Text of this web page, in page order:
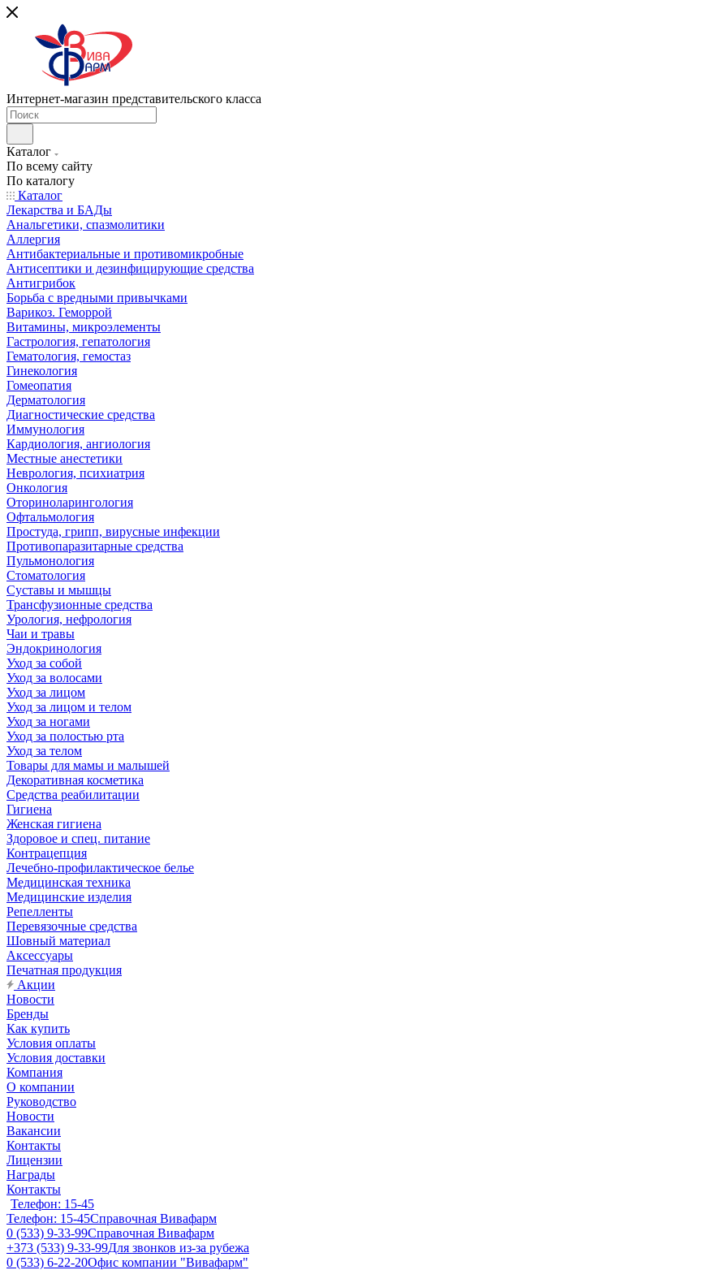
Интернет-магазин представительского класса
Каталог
По всему сайту
По каталогу
Каталог
Лекарства и БАДы
Анальгетики, спазмолитики
Аллергия
Антибактериальные и противомикробные
Антисептики и дезинфицирующие средства
Антигрибок
Борьба с вредными привычками
Варикоз. Геморрой
Витамины, микроэлементы
Гастрология, гепатология
Гематология, гемостаз
Гинекология
Гомеопатия
Дерматология
Диагностические средства
Иммунология
Кардиология, ангиология
Местные анестетики
Неврология, психиатрия
Онкология
Оториноларингология
Офтальмология
Простуда, грипп, вирусные инфекции
Противопаразитарные средства
Пульмонология
Стоматология
Суставы и мышцы
Трансфузионные средства
Урология, нефрология
Чаи и травы
Эндокринология
Уход за собой
Уход за волосами
Уход за лицом
Уход за лицом и телом
Уход за ногами
Уход за полостью рта
Уход за телом
Товары для мамы и малышей
Декоративная косметика
Средства реабилитации
Гигиена
Женская гигиена
Здоровое и спец. питание
Контрацепция
Лечебно-профилактическое белье
Медицинская техника
Медицинские изделия
Репелленты
Перевязочные средства
Шовный материал
Аксессуары
Печатная продукция
Акции
Новости
Бренды
Как купить
Условия оплаты
Условия доставки
Компания
О компании
Руководство
Новости
Вакансии
Контакты
Лицензии
Награды
Контакты
Телефон: 15-45
Телефон: 15-45Справочная Вивафарм
0 (533) 9-33-99Справочная Вивафарм
+373 (533) 9-33-99Для звонков из-за рубежа
0 (533) 6-22-20Офис компании "Вивафарм"